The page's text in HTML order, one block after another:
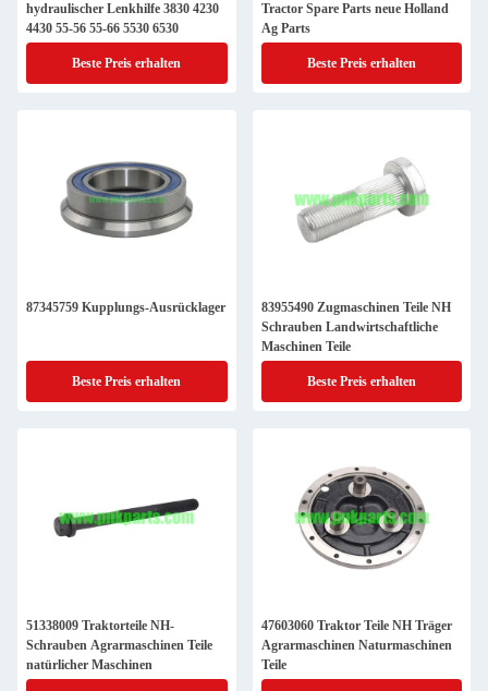
hydraulischer Lenkhilfe 3830 4230
4430 55-56 55-66 5530 6530
Beste Preis erhalten
Tractor Spare Parts neue Holland
Ag Parts
Beste Preis erhalten
87345759 Kupplungs-Ausrücklager
Beste Preis erhalten
83955490 Zugmaschinen Teile NH
Schrauben Landwirtschaftliche
Maschinen Teile
Beste Preis erhalten
51338009 Traktorteile NH-
Schrauben Agrarmaschinen Teile
natürlicher Maschinen
47603060 Traktor Teile NH Träger
Agrarmaschinen Naturmaschinen
Teile